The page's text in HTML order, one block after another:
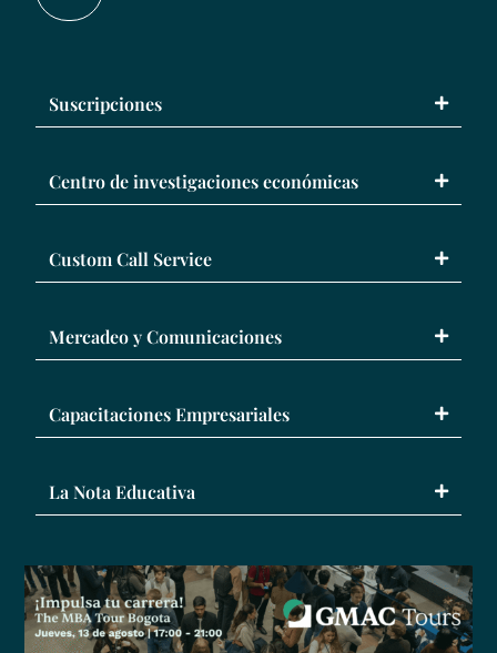
Suscripciones
Centro de investigaciones económicas
Custom Call Service
Mercadeo y Comunicaciones
Capacitaciones Empresariales
La Nota Educativa